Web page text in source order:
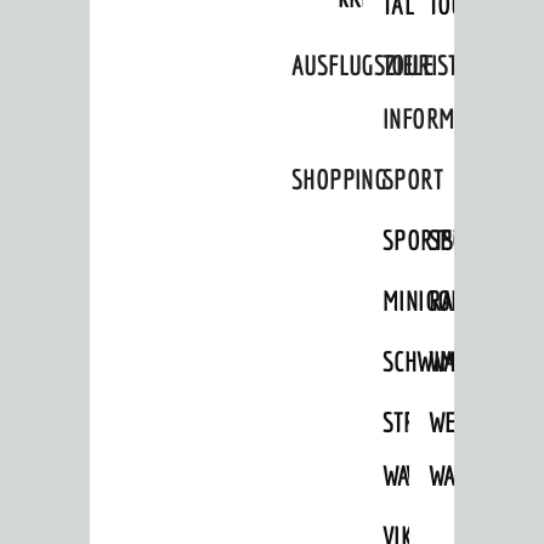
AUSFLUGSZIELE
TOURIST
INFORMATION
SHOPPINGSPORT
SPORTSTÄTTEN
MINIGOLFRADFAHREN
SCHWIMMEN
STRANDBAD
WAIDSEE
TSG
VIKTOR-
WANDERN
WEINHEIMER
Jährliche Veranstaltungen